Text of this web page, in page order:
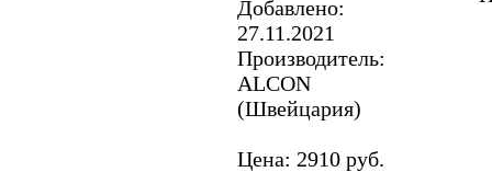
Добавлено:
27.11.2021
Производитель:
ALCON
(Швейцария)
Цена: 2910 руб.